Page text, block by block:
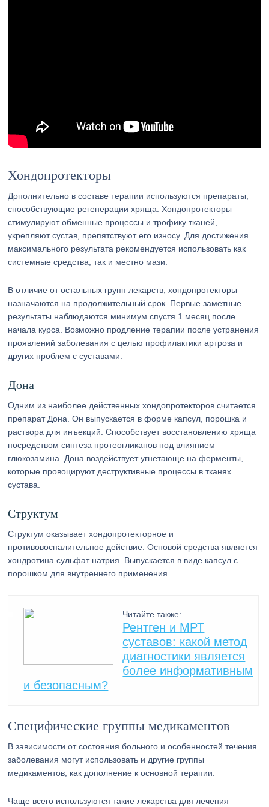
Хондопротекторы
Дополнительно в составе терапии используются препараты,
способствующие регенерации хряща. Хондопротекторы
стимулируют обменные процессы и трофику тканей,
укрепляют сустав, препятствуют его износу. Для достижения
максимального результата рекомендуется использовать как
системные средства, так и местно мази.
В отличие от остальных групп лекарств, хондопротекторы
назначаются на продолжительный срок. Первые заметные
результаты наблюдаются минимум спустя 1 месяц после
начала курса. Возможно продление терапии после устранения
проявлений заболевания с целью профилактики артроза и
других проблем с суставами.
Дона
Одним из наиболее действенных хондопротекторов считается
препарат Дона. Он выпускается в форме капсул, порошка и
раствора для инъекций. Способствует восстановлению хряща
посредством синтеза протеогликанов под влиянием
глюкозамина. Дона воздействует угнетающе на ферменты,
которые провоцируют деструктивные процессы в тканях
сустава.
Структум
Структум оказывает хондопротекторное и
противовоспалительное действие. Основой средства является
хондротина сульфат натрия. Выпускается в виде капсул с
порошком для внутреннего применения.
Читайте также:
Рентген и МРТ
суставов: какой метод
диагностики является
более информативным
и безопасным?
Специфические группы медикаментов
В зависимости от состояния больного и особенностей течения
заболевания могут использовать и другие группы
медикаментов, как дополнение к основной терапии.
Чаще всего используются такие лекарства для лечения